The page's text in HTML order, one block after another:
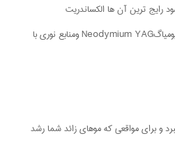
رایج ترین آن ها الکساندریت
alexandrite ودیودdiodeنئودیمیومیاگNeodymium YAG ومنابع نوری با
و برای مواقعی که موهای زائد شما رشد